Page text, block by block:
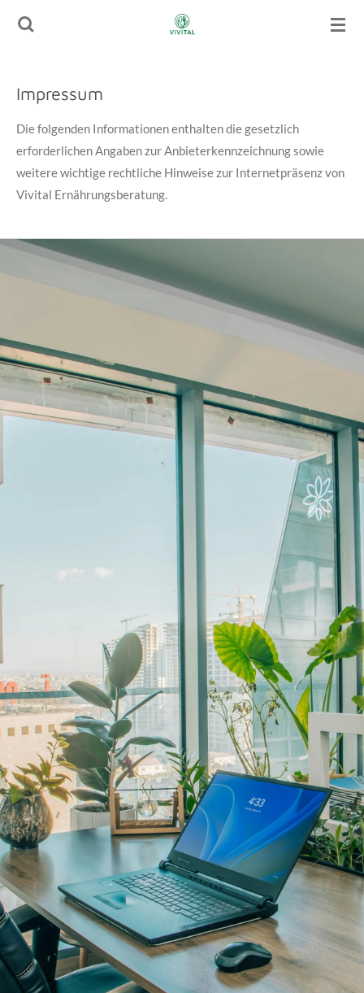
Zum
Impressum
Die folgenden Informationen enthalten die gesetzlich
erforderlichen Angaben zur Anbieterkennzeichnung sowie
weitere wichtige rechtliche Hinweise zur Internetpräsenz von
Vivital Ernährungsberatung.